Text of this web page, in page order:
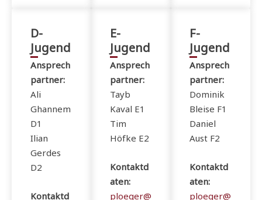
D-
Jugend
Ansprech
partner:
Ali
Ghannem
D1
Ilian
Gerdes
D2
Kontaktd
E-
Jugend
Ansprech
partner:
Tayb
Kaval E1
Tim
Höfke E2
Kontaktd
aten:
ploeger@
F-
Jugend
Ansprech
partner:
Dominik
Bleise F1
Daniel
Aust F2
Kontaktd
aten:
ploeger@